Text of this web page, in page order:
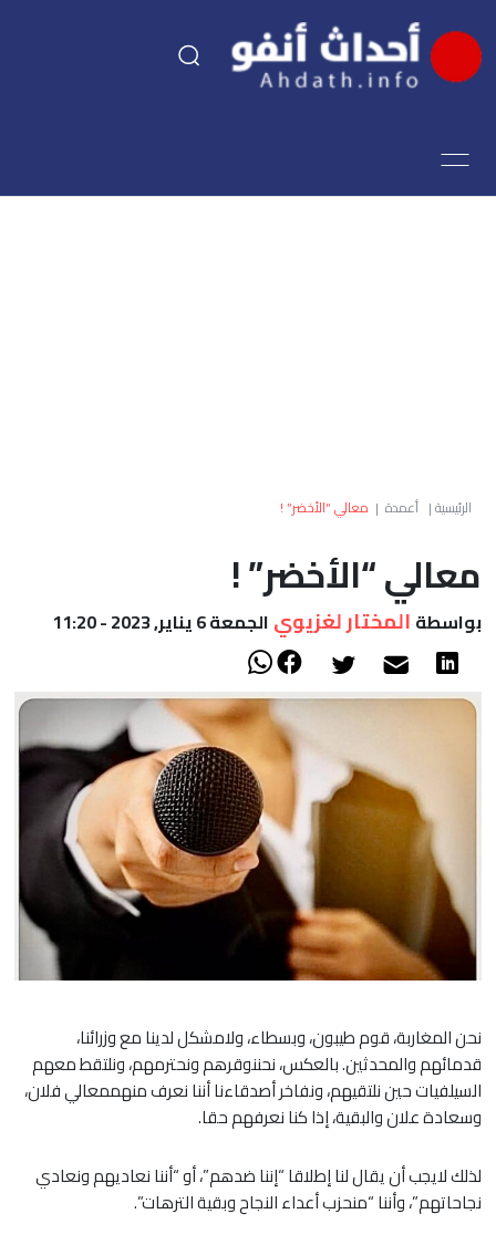
اقتصاد
أعمدة
الصحراء
الرئيسية| أعمدة | معالي “الأخضر” !
معالي “الأخضر” !
بواسطة المختار لغزيوي الجمعة 6 يناير, 2023 - 11:20
نحن المغاربة، قوم طيبون، وبسطاء، ولامشكل لدينا مع وزرائنا،
قدمائهم والمحدثين. بالعكس، نحننوقرهم ونحترمهم، ونلتقط معهم
السيلفيات حين نلتقيهم، ونفاخر أصدقاءنا أننا نعرف منهممعالي فلان،
وسعادة علان والبقية، إذا كنا نعرفهم حقا.
لذلك لايجب أن يقال لنا إطلاقا “إننا ضدهم”، أو “أننا نعاديهم ونعادي
نجاحاتهم”، وأننا “منحزب أعداء النجاح وبقية الترهات”.